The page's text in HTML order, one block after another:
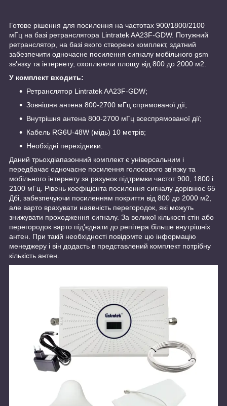
Готове рішення для посилення на частотах 900/1800/2100
мГц на базі ретранслятора Lintratek AA23F-GDW. Потужний
ретранслятор, на базі якого створено комплект, здатний
забезпечити одночасне посилення сигналу мобільного gsm
зв'язку та інтернету, охоплюючи площу від 800 до 2000 м2.
У комплект входить:
Ретранслятор Lintratek AA23F-GDW;
Зовнішня антена 800-2700 мГц спрямованої дії;
Внутрішня антена 800-2700 мГц всеспрямованої дії;
Кабель RG6U-48W (мідь) 10 метрів;
Необхідні перехідники.
Даний трьохдіапазонний комплект є універсальним і
передбачає одночасне посилення голосового зв'язку та
мобільного інтернету за рахунок підтримки частот 900, 1800 і
2100 мГц. Рівень коефіцієнта посилення сигналу дорівнює 65
Дбі, забезпечуючи посиленням покриття від 800 до 2000 м2,
але варто врахувати наявність перегородок, які можуть
знижувати проходження сигналу. За великої кількості стін або
перегородок варто під'єднати до репітера більше внутрішніх
антен. При такій необхідності повідомте цю інформацію
менеджеру і він додасть в представлений комплект потрібну
кількість антен.